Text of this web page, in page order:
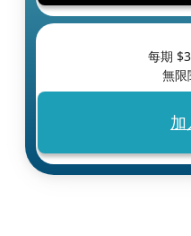
每期 $
無限
加